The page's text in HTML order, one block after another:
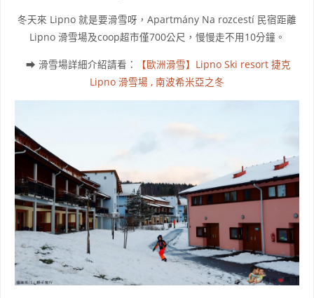
冬天來 Lipno 就是要滑雪呀，Apartmány Na rozcestí 民宿距離
Lipno 滑雪場及coop超市僅700公尺，慢慢走不用10分鐘。
➡ 滑雪場詳細介紹請看：
【歐洲滑雪】Lipno Ski resort 捷克
Lipno 滑雪場 , 南波希米亞之冬